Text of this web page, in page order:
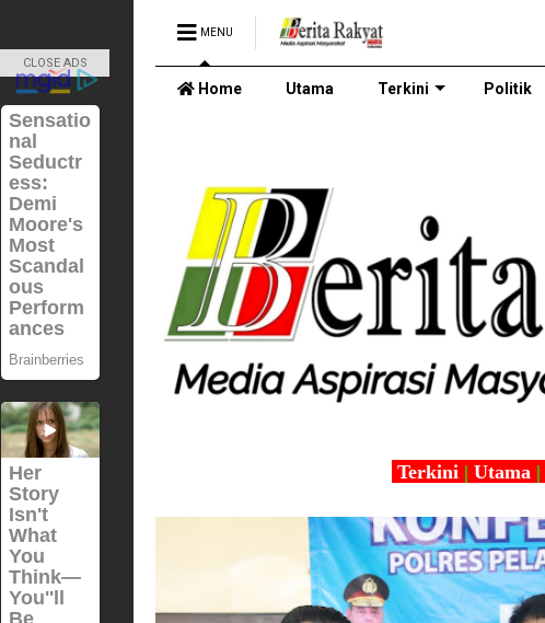
MENU
Home Utama Terkini Politik
Terkini | Utama |
CLOSE ADS